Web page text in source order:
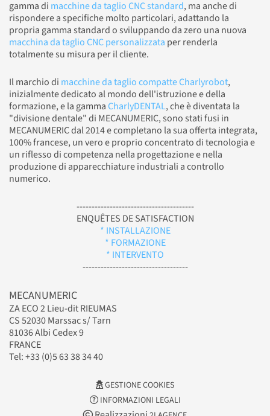
gamma di macchine da taglio CNC standard, ma anche di
rispondere a specifiche molto particolari, adattando la
propria gamma standard o sviluppando da zero una nuova
macchina da taglio CNC personalizzata per renderla
totalmente su misura per il cliente.
Il marchio di macchine da taglio compatte Charlyrobot,
inizialmente dedicato al mondo dell'istruzione e della
formazione, e la gammaCharlyDENTAL, che è diventata la
"divisione dentale" di MECANUMERIC, sono stati fusi in
MECANUMERIC dal 2014 e completano la sua offerta integrata,
100% francese, un vero e proprio concentrato di tecnologia e
un riflesso di competenza nella progettazione e nella
produzione di apparecchiature industriali a controllo
numerico.
---------------------------------------
ENQUÊTES DE SATISFACTION
* INSTALLAZIONE
* FORMAZIONE
* INTERVENTO
-----------------------------------
MECANUMERIC
ZA ECO 2 Lieu-dit RIEUMAS
CS 52030 Marssac s/ Tarn
81036 Albi Cedex 9
FRANCE
Tel: +33 (0)5 63 38 34 40
GESTIONE COOKIES
INFORMAZIONI LEGALI